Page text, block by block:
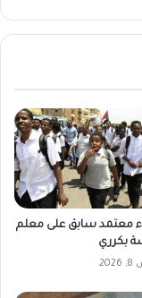
معتمد سابق على معلم
بكرري